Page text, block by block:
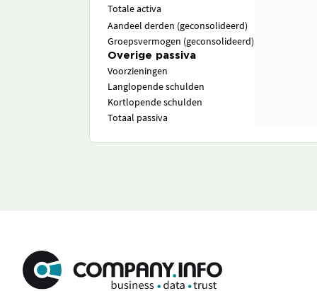
Totale activa
Aandeel derden (geconsolideerd)
Groepsvermogen (geconsolideerd)
Overige passiva
Voorzieningen
Langlopende schulden
Kortlopende schulden
Totaal passiva